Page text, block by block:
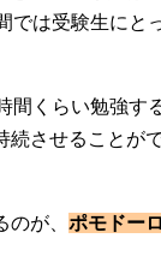
では受験生にと
間くらい勉強す
続させることが
が、 ポモドー